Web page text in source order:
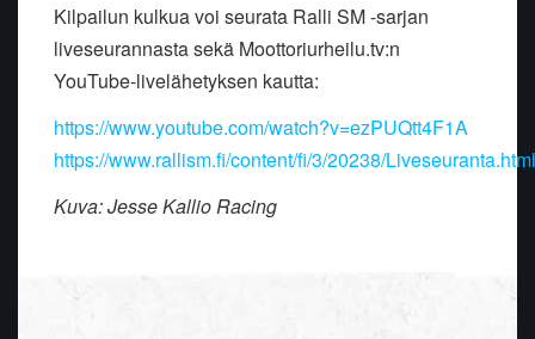
Kilpailun kulkua voi seurata Ralli SM -sarjan
liveseurannasta sekä Moottoriurheilu.tv:n
YouTube-livelähetyksen kautta:
https://www.youtube.com/watch?v=ezPUQtt4F1A
https://www.rallism.fi/content/fi/3/20238/Liveseuranta.html
Kuva: Jesse Kallio Racing